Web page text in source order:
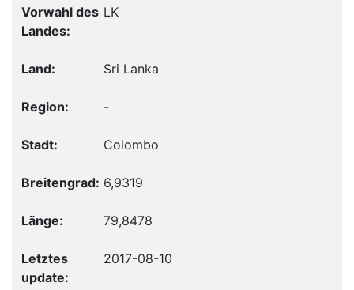
LK
Sri Lanka
-
Colombo
6,9319
79,8478
2017-08-10